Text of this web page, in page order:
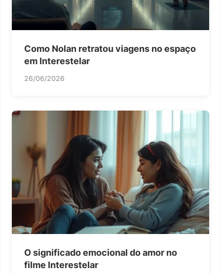
Como Nolan retratou viagens no espaço
em Interestelar
26/06/2026
O significado emocional do amor no
filme Interestelar